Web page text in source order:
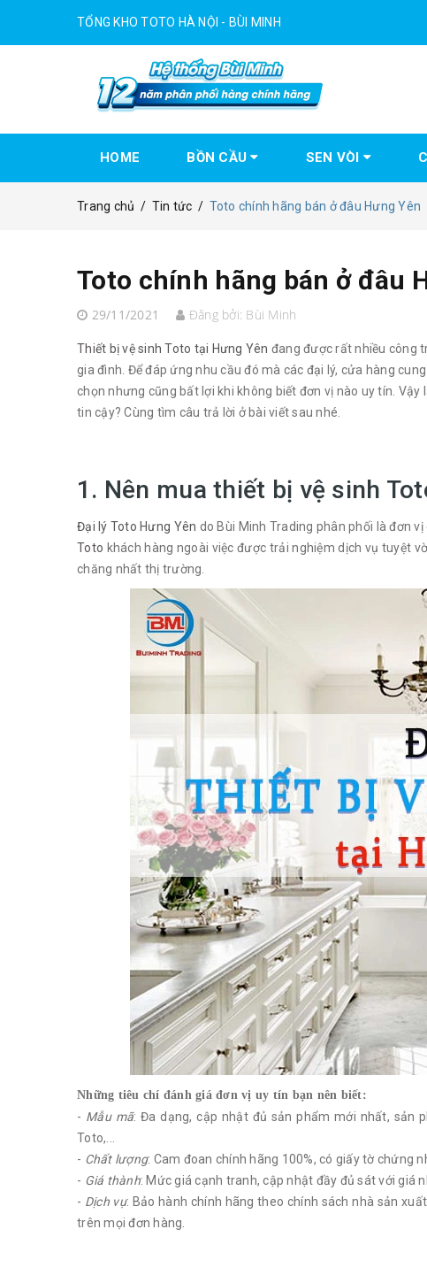
TỔNG KHO TOTO HÀ NỘI - BÙI MINH
HOME BỒN CẦU SEN VÒI
Trang chủ / Tin tức / Toto chính hãng bán ở đâu Hưng Yên
Toto chính hãng bán ở đâu
29/11/2021 Đăng bởi: Bùi Minh
Thiết bị vệ sinh Toto tại Hưng Yên đang được rất nhiều công
gia đình. Để đáp ứng nhu cầu đó mà các đại lý, cửa hàng
chọn nhưng cũng bất lợi khi không biết đơn vị nào uy tín. Vậy
tin cậy? Cùng tìm câu trả lời ở bài viết sau nhé.
1. Nên mua thiết bị vệ sinh
Đại lý Toto Hưng Yên do Bùi Minh Trading phân phối là đơn
Toto khách hàng ngoài việc được trải nghiệm dịch vụ tuyệt
chăng nhất thị trường.
Những tiêu chí đánh giá đơn vị uy tín bạn nên biết:
- Mẫu mã: Đa dạng, cập nhật đủ sản phẩm mới nhất, sản
Toto,...
- Chất lượng: Cam đoan chính hãng 100%, có giấy tờ chứng
- Giá thành: Mức giá cạnh tranh, cập nhật đầy đủ sát với giá
- Dịch vụ: Bảo hành chính hãng theo chính sách nhà sản
trên mọi đơn hàng.